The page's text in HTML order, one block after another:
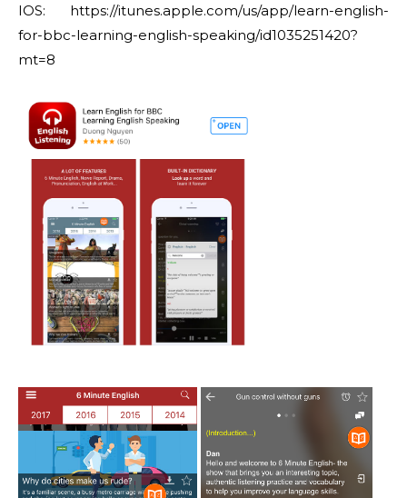
IOS: https://itunes.apple.com/us/app/learn-english-
for-bbc-learning-english-speaking/id1035251420?
mt=8